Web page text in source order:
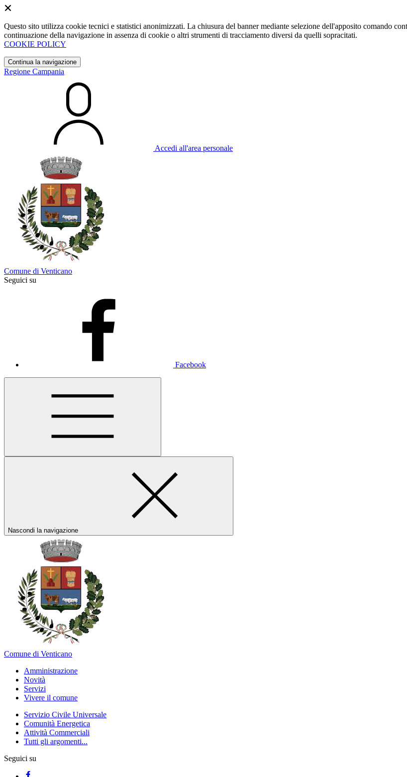
Questo sito utilizza cookie tecnici e statistici anonimizzati. La chiusura del banner mediante selezione dell'apposito comando
continuazione della navigazione in assenza di cookie o altri strumenti di tracciamento diversi da quelli sopracitati.
COOKIE POLICY
Continua la navigazione
Regione Campania
Accedi all'area personale
Comune di Venticano
Seguici su
Facebook
Nascondi la navigazione
Comune di Venticano
Amministrazione
Novità
Servizi
Vivere il comune
Servizio Civile Universale
Comunità Energetica
Attività Commerciali
Tutti gli argomenti...
Seguici su